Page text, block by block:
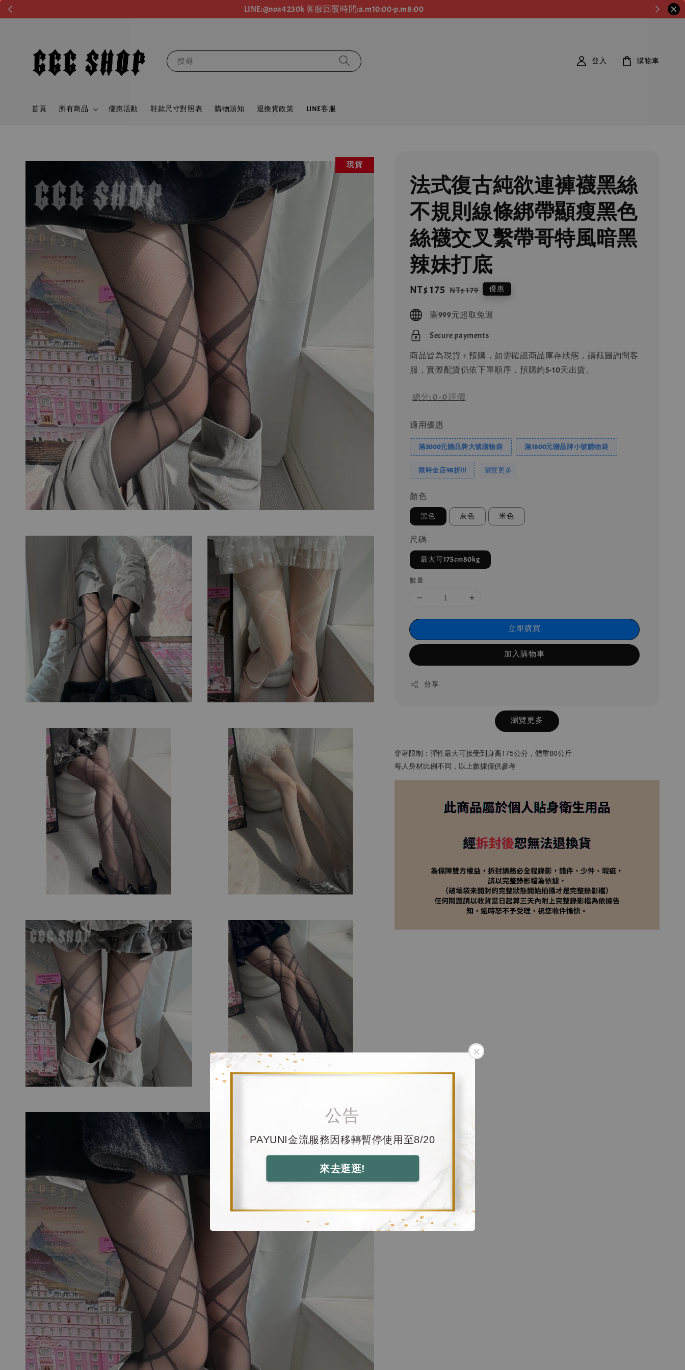
LINE:@noa4230k 客服回覆時間:a.m10:00-p.m8:00
公告
PAYUNI金流服務因移轉暫停使用至8/20
來去逛逛!
搜尋
首頁 所有商品 優惠活動 鞋款尺寸對照表 購物須知 退換貨政策 LINE客服
登入 購物車
現貨
法式復古純欲連褲襪黑絲
不規則線條綁帶顯瘦黑色
絲襪交叉繫帶哥特風暗黑
辣妹打底
Sale
NT$ 175 Regular
NT$ 179 優惠
滿999元超取免運
Secure payments
商品皆為現貨＋預購，如需確認商品庫存狀態，請截圖詢問客
服，實際配貨仍依下單順序，預購約5-10天出貨。
總分: 0-0評價
適用優惠
滿3000元贈品牌大號購物袋 滿1800元贈品牌小號購物袋
限時全店98折!!! 瀏覽更多
顏色
黑色 灰色 米色
尺碼
最大可175cm80kg
數量
立即購買
加入購物車
分享
瀏覽更多
穿著限制：彈性最大可接受到身高175公分，體重80公斤
每人身材比例不同，以上數據僅供參考